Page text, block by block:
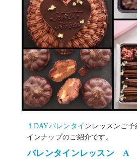
１DAYバレンタイ ンレッスンご
インナップのご紹介です。
バレンタインレッスン A